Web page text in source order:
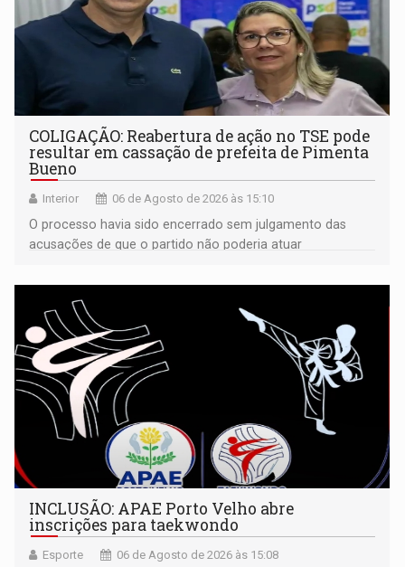
COLIGAÇÃO: Reabertura de ação no TSE pode
resultar em cassação de prefeita de Pimenta
Bueno
Interior 06 de Agosto de 2026 às 15:10
O processo havia sido encerrado sem julgamento das
acusações de que o partido não poderia atuar
INCLUSÃO: APAE Porto Velho abre
inscrições para taekwondo
Esporte 06 de Agosto de 2026 às 15:08